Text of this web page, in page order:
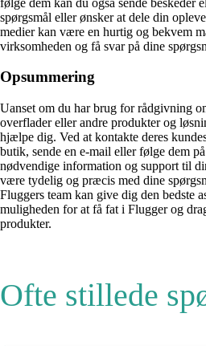
spørgsmål eller ønsker at dele din
medier kan være en hurtig og bekvem
virksomheden og få svar på dine
Opsummering
Uanset om du har brug for rådgivning
overflader eller andre produkter og
hjælpe dig. Ved at kontakte deres
butik, sende en e-mail eller følge dem
nødvendige information og support til
være tydelig og præcis med dine
Fluggers team kan give dig den bedste
muligheden for at få fat i Flugger og
produkter.
Ofte stillede